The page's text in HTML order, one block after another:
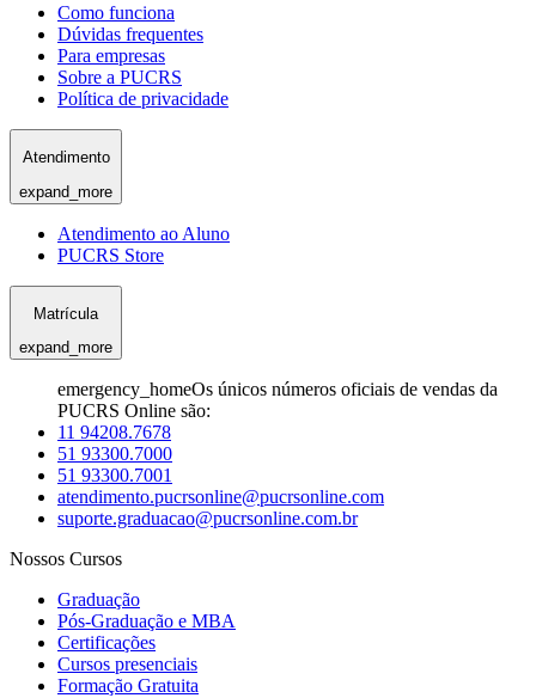
Como funciona
Dúvidas frequentes
Para empresas
Sobre a PUCRS
Política de privacidade
Atendimento
expand_more
Atendimento ao Aluno
PUCRS Store
Matrícula
expand_more
emergency_homeOs únicos números oficiais de vendas da
PUCRS Online são:
11 94208.7678
51 93300.7000
51 93300.7001
atendimento.pucrsonline@pucrsonline.com
suporte.graduacao@pucrsonline.com.br
Nossos Cursos
Graduação
Pós-Graduação e MBA
Certificações
Cursos presenciais
Formação Gratuita